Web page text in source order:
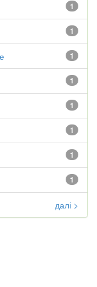
1
1
1
1
1
1
1
1
далі >